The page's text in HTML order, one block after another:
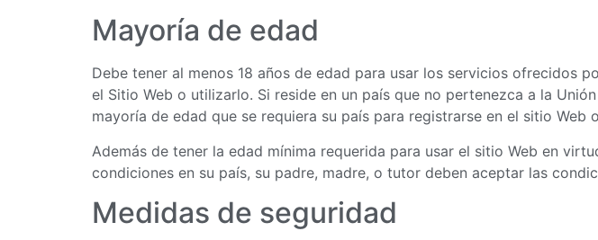
Mayoría de edad
Debe tener al menos 18 años de edad para usar los servicios ofrecidos
el Sitio Web o utilizarlo. Si reside en un país que no pertenezca a la
mayoría de edad que se requiera su país para registrarse en el sitio Web
Además de tener la edad mínima requerida para usar el sitio Web en
condiciones en su país, su padre, madre, o tutor deben aceptar las
Medidas de seguridad